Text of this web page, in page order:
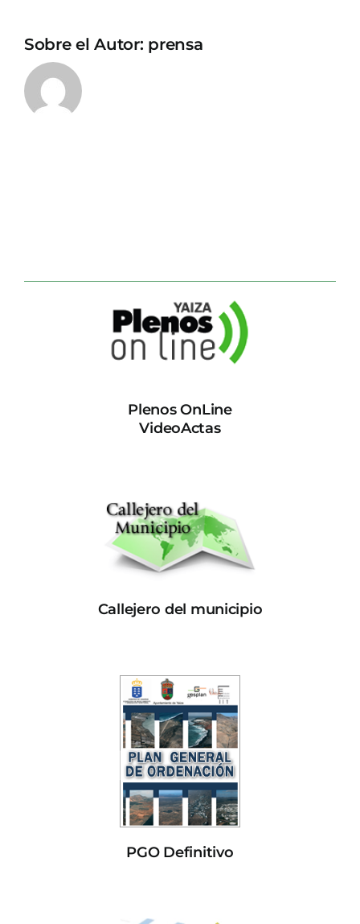
Sobre el Autor: prensa
Plenos OnLine
VideoActas
Callejero del municipio
PGO Definitivo